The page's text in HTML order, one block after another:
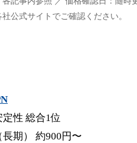
公式サイトでご確認ください。
性 総合1位
期）
約900円〜